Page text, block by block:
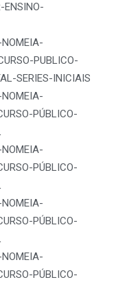
ENSINO-
PUBLICO-
SERIES-INICIAIS
PÚBLICO-
PÚBLICO-
PÚBLICO-
PÚBLICO-